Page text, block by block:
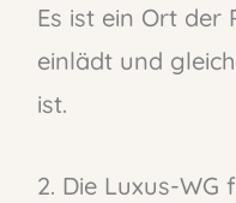
Es ist ein Ort der
einlädt und
ist.
2. Die Luxus-